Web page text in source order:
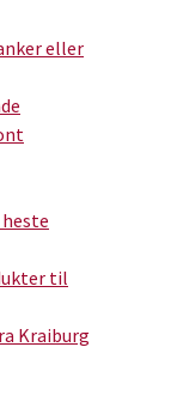
eller
til
Kraiburg